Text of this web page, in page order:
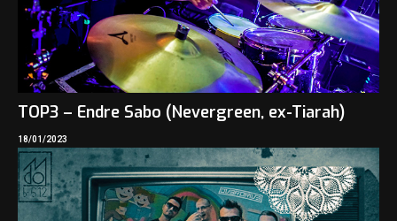
TOP3 – Endre Sabo (Nevergreen, ex-Tiarah)
18/01/2023